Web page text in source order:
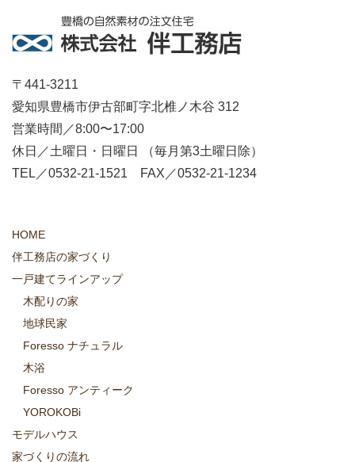
〒441-3211
愛知県豊橋市伊古部町字北椎ノ木谷 312
営業時間／8:00〜17:00
休日／土曜日・日曜日 （毎月第3土曜日除）
TEL／0532-21-1521 FAX／0532-21-1234
HOME
伴工務店の家づくり
一戸建てラインアップ
木配りの家
地球民家
Foresso ナチュラル
木浴
Foresso アンティーク
YOROKOBi
モデルハウス
家づくりの流れ